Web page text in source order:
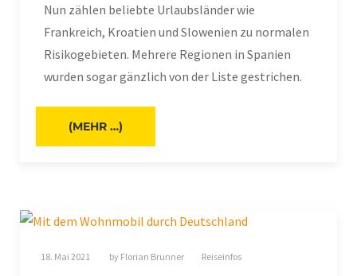
Nun zählen beliebte Urlaubsländer wie
Frankreich, Kroatien und Slowenien zu normalen
Risikogebieten. Mehrere Regionen in Spanien
wurden sogar gänzlich von der Liste gestrichen.
(MEHR …)
18. Mai 2021 by Florian Brunner Reiseinfos